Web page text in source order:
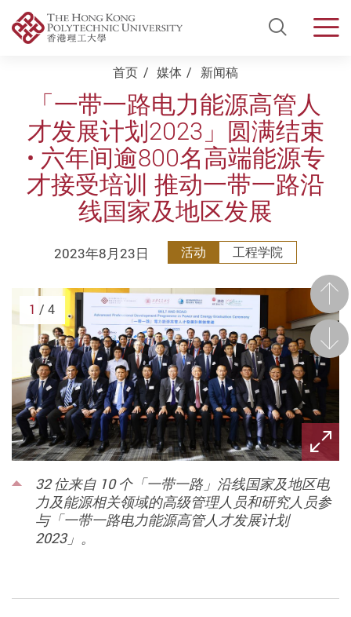
Open
Start main content首页 媒体 新闻稿
「一带一路电力能源高管人
才发展计划2023」圆满结束
• 六年间逾800名高端能源专
才接受培训 推动一带一路沿
线国家及地区发展
2023年8月23日 活动 工程学院
前
32 位来自 10 个「一带一路」沿线国家及地区电
力及能源相关领域的高级管理人员和研究人员参
与「一带一路电力能源高管人才发展计划
2023」。
后一
1 / 4